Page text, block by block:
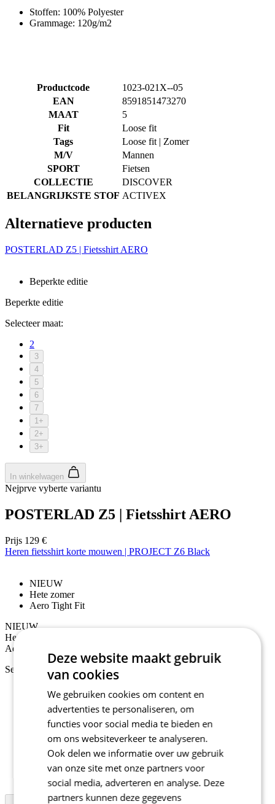
Stoffen: 100% Polyester
Grammage: 120g/m2
Productcode
1023-021X--05
EAN
8591851473270
MAAT
5
Fit
Loose fit
Tags
Loose fit | Zomer
M/V
Mannen
SPORT
Fietsen
COLLECTIE
DISCOVER
BELANGRIJKSTE STOF ACTIVEX
Alternatieve producten
POSTERLAD Z5 | Fietsshirt AERO
Beperkte editie
Beperkte editie
Selecteer maat:
2
3
4
5
6
7
1+
2+
3+
In winkelwagen
Nejprve vyberte variantu
POSTERLAD Z5 | Fietsshirt AERO
Prijs 129 €
Heren fietsshirt korte mouwen | PROJECT Z6 Black
NIEUW
Hete zomer
Aero Tight Fit
NIEUW
Hete zomer
Aero Tight Fit
Selecteer maat:
5/XL
7/3XL
1+/XS+
2+/S+
Deze website maakt gebruik
van cookies
We gebruiken cookies om content en
advertenties te personaliseren, om
functies voor social media te bieden en
om ons websiteverkeer te analyseren.
Ook delen we informatie over uw gebruik
van onze site met onze partners voor
social media, adverteren en analyse. Deze
partners kunnen deze gegevens